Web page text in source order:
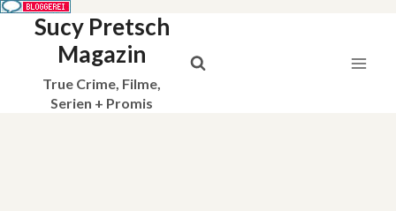
Sucy Pretsch
Magazin
True Crime, Filme,
Serien + Promis